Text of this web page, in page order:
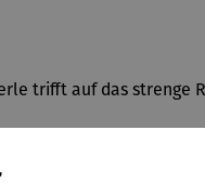
trifft auf das strenge